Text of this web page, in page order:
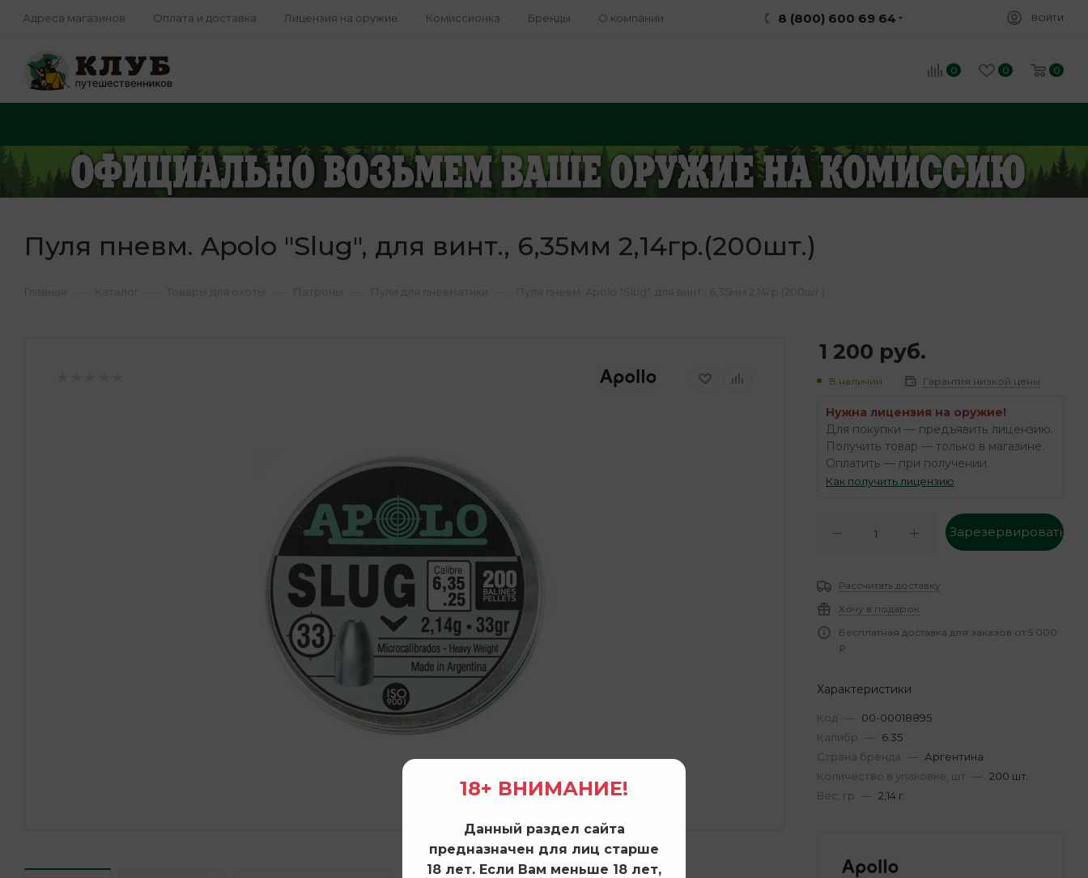
Адреса магазинов Оплата и доставка Лицензия на оружие Комиссионка Бренды О компании 8 (800) 600 69 64 ВОЙТИ
0 0 0
Пуля пневм. Apolo "Slug", для винт., 6,35мм 2,14гр.(200шт.)
1 200 руб.
В наличии Гарантия низкой цены
Нужна лицензия на оружие!
Для покупки — предъявить лицензию.
Получить товар — только в магазине.
Оплатить — при получении.
Как получить лицензию
Зарезервировать
Рассчитать доставку
Хочу в подарок
Бесплатная доставка для заказов от 5 000
₽
Характеристики
Код — 00-00018895
Калибр — 6.35
Страна бренда — Аргентина
Количество в упаковке, шт — 200 шт.
Вес, гр — 2,14 г.
18+ ВНИМАНИЕ!
Данный раздел сайта
предназначен для лиц старше
18 лет. Если Вам меньше 18 лет,